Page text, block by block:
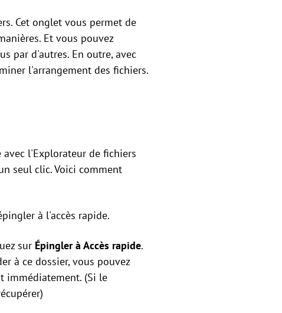
Cet onglet vous permet de
Et vous pouvez
par d'autres. En outre, avec
l'arrangement des fichiers.
l'Explorateur de fichiers
seul clic. Voici comment
à l'accès rapide.
sur Épingler à Accès rapide.
à ce dossier, vous pouvez
immédiatement. (Si le